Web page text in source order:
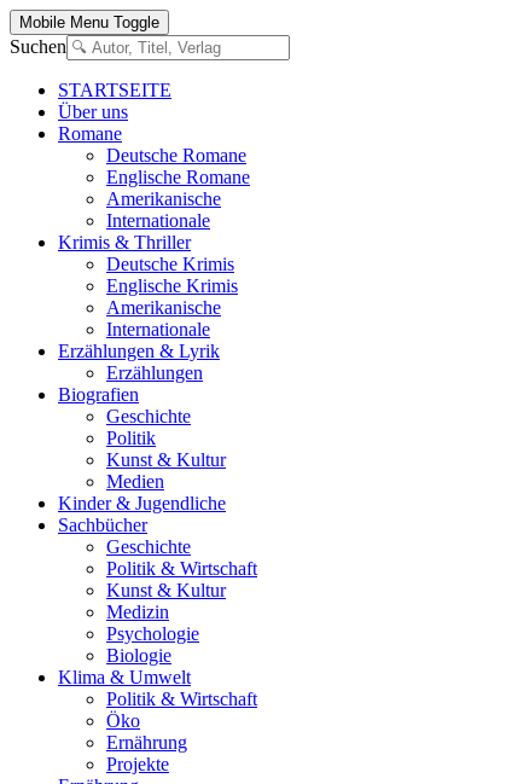
Mobile Menu Toggle
Suchen
STARTSEITE
Über uns
Romane
Deutsche Romane
Englische Romane
Amerikanische
Internationale
Krimis & Thriller
Deutsche Krimis
Englische Krimis
Amerikanische
Internationale
Erzählungen & Lyrik
Erzählungen
Biografien
Geschichte
Politik
Kunst & Kultur
Medien
Kinder & Jugendliche
Sachbücher
Geschichte
Politik & Wirtschaft
Kunst & Kultur
Medizin
Psychologie
Biologie
Klima & Umwelt
Politik & Wirtschaft
Öko
Ernährung
Projekte